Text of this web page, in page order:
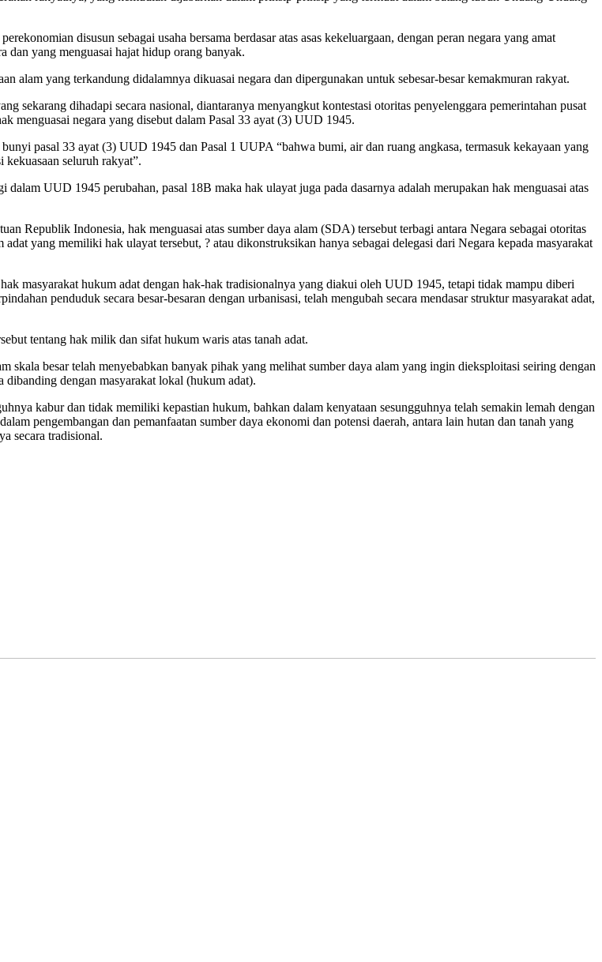
disusun sebagai usaha bersama berdasar atas asas kekeluargaan, dengan peran negara yang amat
dan yang menguasai hajat hidup orang banyak.
alam yang terkandung didalamnya dikuasai negara dan dipergunakan untuk sebesar-besar kemakmuran rakyat.
sekarang dihadapi secara nasional, diantaranya menyangkut kontestasi otoritas penyelenggara pemerintahan pusat
menguasai negara yang disebut dalam Pasal 33 ayat (3) UUD 1945.
pasal 33 ayat (3) UUD 1945 dan Pasal 1 UUPA “bahwa bumi, air dan ruang angkasa, termasuk kekayaan yang
seluruh rakyat”.
UUD 1945 perubahan, pasal 18B maka hak ulayat juga pada dasarnya adalah merupakan hak menguasai atas
Republik Indonesia, hak menguasai atas sumber daya alam (SDA) tersebut terbagi antara Negara sebagai otoritas
yang memiliki hak ulayat tersebut, ? atau dikonstruksikan hanya sebagai delegasi dari Negara kepada masyarakat
masyarakat hukum adat dengan hak-hak tradisionalnya yang diakui oleh UUD 1945, tetapi tidak mampu diberi
penduduk secara besar-besaran dengan urbanisasi, telah mengubah secara mendasar struktur masyarakat adat,
tentang hak milik dan sifat hukum waris atas tanah adat.
skala besar telah menyebabkan banyak pihak yang melihat sumber daya alam yang ingin dieksploitasi seiring dengan
dengan masyarakat lokal (hukum adat).
kabur dan tidak memiliki kepastian hukum, bahkan dalam kenyataan sesungguhnya telah semakin lemah dengan
pengembangan dan pemanfaatan sumber daya ekonomi dan potensi daerah, antara lain hutan dan tanah yang
secara tradisional.